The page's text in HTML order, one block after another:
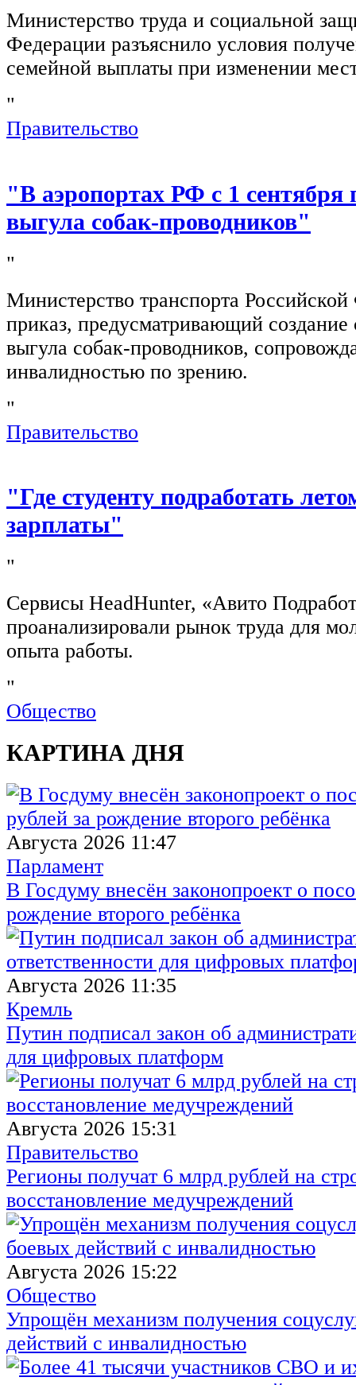
Министерство труда и социальной
Федерации разъяснило условия
семейной выплаты при изменении
"
Правительство
"В аэропортах РФ с 1 сентября
выгула собак-проводников"
"
Министерство транспорта
приказ, предусматривающий создание
выгула собак-проводников,
инвалидностью по зрению.
"
Правительство
"Где студенту подработать
зарплаты"
"
Сервисы HeadHunter, «Авито
проанализировали рынок труда для
опыта работы.
"
Общество
КАРТИНА ДНЯ
Августа 2026 11:47
Парламент
В Госдуму внесён законопроект о
рождение второго ребёнка
Августа 2026 11:35
Кремль
Путин подписал закон об
для цифровых платформ
Августа 2026 15:31
Правительство
Регионы получат 6 млрд рублей на
восстановление медучреждений
Августа 2026 15:22
Общество
Упрощён механизм получения
действий с инвалидностью